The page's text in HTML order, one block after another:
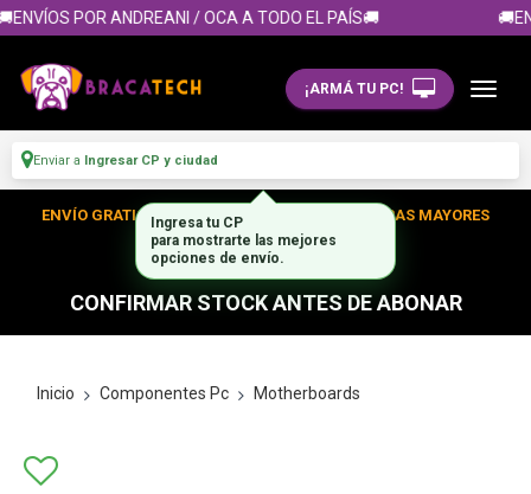
POR ANDREANI / OCA A TODO EL PAÍS🚚
¡ARMÁ TU PC!
Enviar a Ingresar CP y ciudad
ENVÍO GRATIS DENTRO DE CABA EN TUS COMPRAS MAYORES
A $300.000
CONFIRMAR STOCK ANTES DE ABONAR
Inicio Componentes Pc Motherboards
Ingresa tu CP
para mostrarte las mejores
opciones de envío.